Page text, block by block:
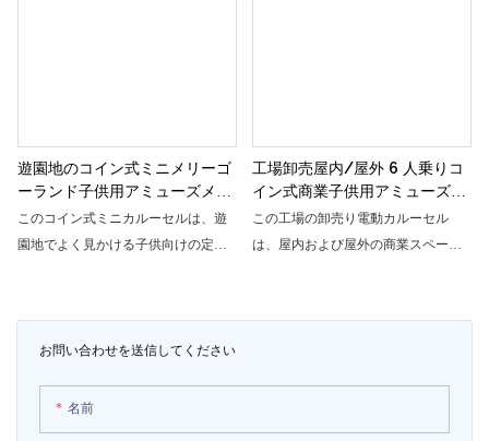
お問い合わせを送信してください
名前
遊園地のコイン式ミニメリーゴ
ーランド子供用アミューズメン
トゲーム機
このコイン式ミニカルーセルは、遊
園地でよく見かける子供向けの定番
様も楽しめる楽しいアトラクション
です。
工場卸売屋内/屋外 6 人乗りコ
イン式商業子供用アミューズメ
ント電気メリーゴーランド
この工場の卸売り電動カルーセル
は、屋内および屋外の商業スペース
の楽しみを提供します。